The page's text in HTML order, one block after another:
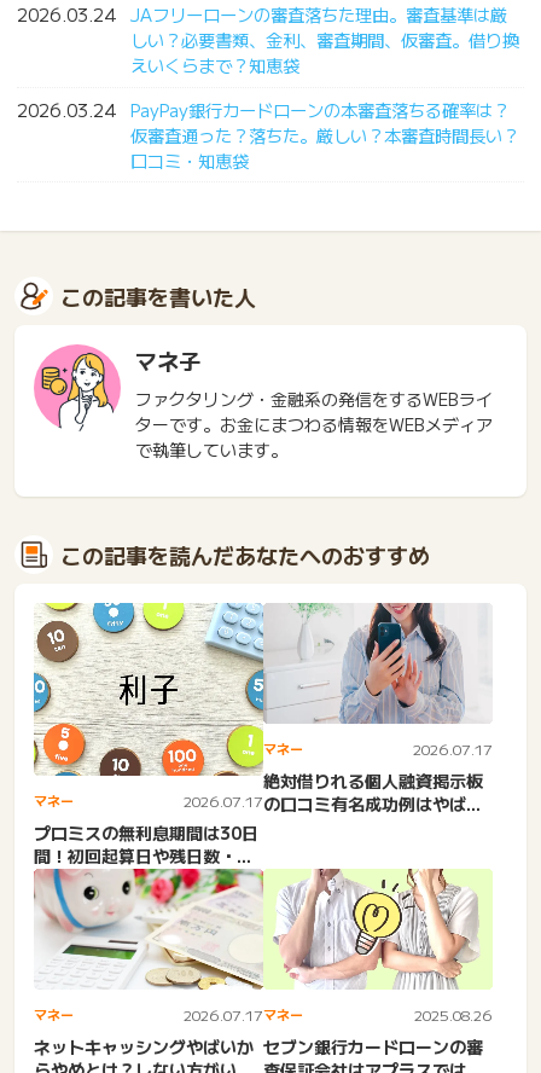
2026.03.24 JAフリーローンの審査落ちた理由。審査基準は厳
しい？必要書類、金利、審査期間、仮審査。借り換
えいくらまで？知恵袋
2026.03.24 PayPay銀行カードローンの本審査落ちる確率は？
仮審査通った？落ちた。厳しい？本審査時間長い？
口コミ・知恵袋
この記事を書いた人
マネ子
ファクタリング・金融系の発信をするWEBライ
ターです。お金にまつわる情報をWEBメディア
で執筆しています。
この記事を読んだあなたへのおすすめ
マネー 2026.07.17
プロミスの無利息期間は30日
間！初回起算日や残日数・残
高の確認方法・返済・キャ...
マネー 2026.07.17
絶対借りれる個人融資掲示板
の口コミ有名成功例はやば
マネー 2026.07.17
ネットキャッシングやばいか
マネー 2025.08.26
セブン銀行カードローンの審